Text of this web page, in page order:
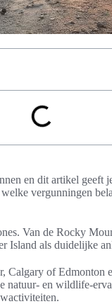
en dit artikel geeft
vergunningen
Van de Rocky
Island als duidelijke
Calgary of Edmonton
natuur- en wildlife-